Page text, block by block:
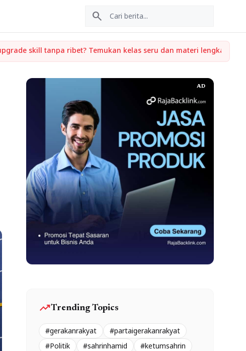
search
AD
trending_upTrending Topics
#gerakanrakyat
#partaigerakanrakyat
#Politik
#sahrinhamid
#ketumsahrin